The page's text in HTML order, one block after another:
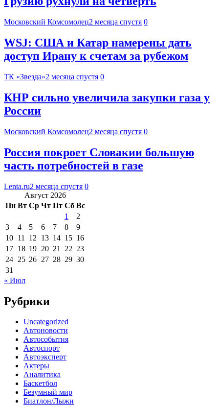
Московский Комсомолец2 месяца спустя 0
WSJ: США и Катар намерены дать
доступ Ирану к счетам за рубежом
ТК «Звезда»2 месяца спустя 0
КНР сильно увеличила закупки газа у
России
Московский Комсомолец2 месяца спустя 0
Россия покроет Словакии большую
часть потребностей в газе
Lenta.ru2 месяца спустя 0
Август 2026
Пн Вт Ср Чт Пт Сб Вс
1
2
3
4 5 6 7 8
9
10 11 12 13 14 15 16
17 18 19 20 21 22 23
24 25 26 27 28 29 30
31
« Июл
Рубрики
Uncategorized
Автоновости
Автособытия
Автоспорт
Автоэксперт
Актеры
Аналитика
Баскетбол
Безумный мир
Биатлон/Лыжи